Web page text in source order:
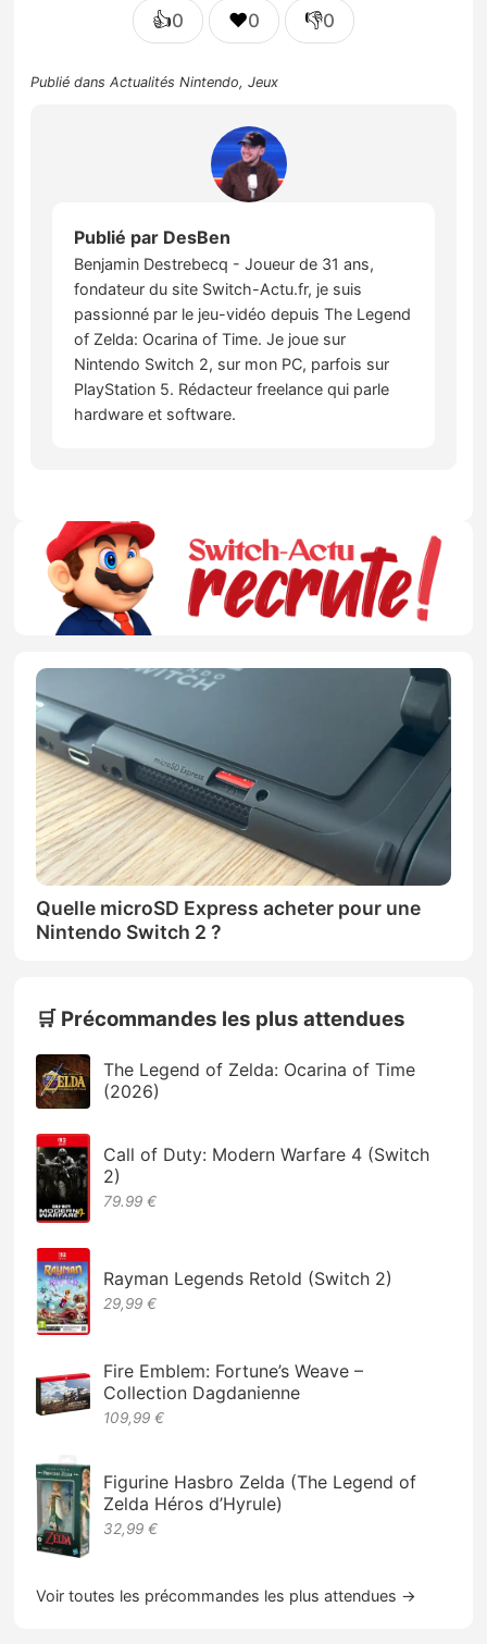
👍0 ❤️0 👎0
Publié dansActualités Nintendo,Jeux
Publié par DesBen
Benjamin Destrebecq - Joueur de 31 ans,
fondateur du site Switch-Actu.fr, je suis
passionné par le jeu-vidéo depuis The Legend
of Zelda: Ocarina of Time. Je joue sur
Nintendo Switch 2, sur mon PC, parfois sur
PlayStation 5. Rédacteur freelance qui parle
hardware et software.
Quelle microSD Express acheter pour une
Nintendo Switch 2 ?
🛒 Précommandes les plus attendues
The Legend of Zelda: Ocarina of Time
(2026)
Call of Duty: Modern Warfare 4 (Switch
2)
79.99 €
Rayman Legends Retold (Switch 2)
29,99 €
Fire Emblem: Fortune’s Weave –
Collection Dagdanienne
109,99 €
Figurine Hasbro Zelda (The Legend of
Zelda Héros d’Hyrule)
32,99 €
Voir toutes les précommandes les plus attendues →